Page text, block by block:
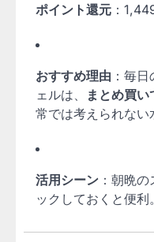
ポイント還元 ：
おすすめ理由 ：毎
ェルは、
まとめ買
常では考えられない
活用シーン ：朝晩
ックしておくと便利。